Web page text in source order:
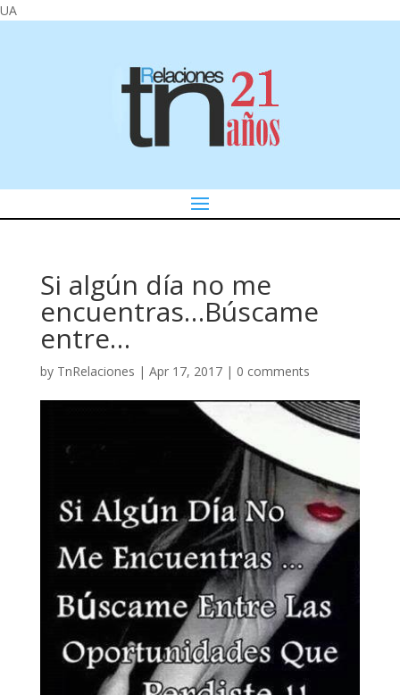
UA
Si algún día no me
encuentras…Búscame
entre…
by TnRelaciones | Apr 17, 2017| 0 comments